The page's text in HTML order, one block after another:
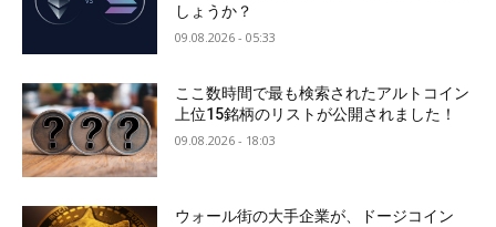
しょうか？
09.08.2026 - 05:33
ここ数時間で最も検索されたアルトコイン
上位15銘柄のリストが公開されました！
09.08.2026 - 18:03
ウォール街の大手企業が、ドージコイン